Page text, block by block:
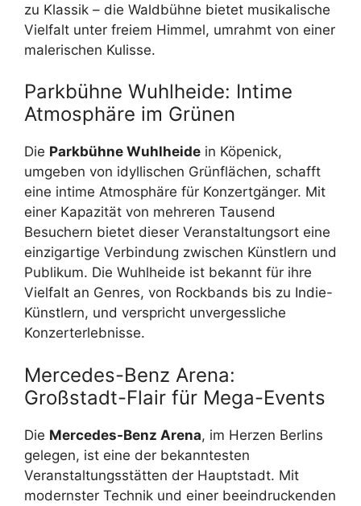
zu Klassik – die Waldbühne bietet musikalische
Vielfalt unter freiem Himmel, umrahmt von einer
malerischen Kulisse.
Parkbühne Wuhlheide: Intime
Atmosphäre im Grünen
Die Parkbühne Wuhlheide in Köpenick,
umgeben von idyllischen Grünflächen, schafft
eine intime Atmosphäre für Konzertgänger. Mit
einer Kapazität von mehreren Tausend
Besuchern bietet dieser Veranstaltungsort eine
einzigartige Verbindung zwischen Künstlern und
Publikum. Die Wuhlheide ist bekannt für ihre
Vielfalt an Genres, von Rockbands bis zu Indie-
Künstlern, und verspricht unvergessliche
Konzerterlebnisse.
Mercedes-Benz Arena:
Großstadt-Flair für Mega-Events
Die Mercedes-Benz Arena, im Herzen Berlins
gelegen, ist eine der bekanntesten
Veranstaltungsstätten der Hauptstadt. Mit
modernster Technik und einer beeindruckenden